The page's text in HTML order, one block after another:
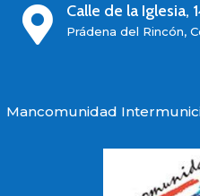
 Calle de la Iglesia,
Prádena del Rincón,
Mancomunidad